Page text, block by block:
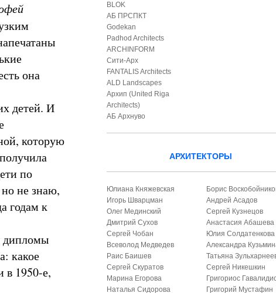
она
детей. И
которую
по
не знаю,
годам к
дипломы
какое
в 1950-е,
BLOK
АБ ПРСПКТ
Godekan
Padhod Architects
ARCHINFORM
Сити-Арх
FANTALIS Architects
ALD Landscapes
Архип (United Riga
Architects)
АБ Архнуво
АРХИТЕКТОРЫ
Юлиана Княжевская
Игорь Шварцман
Олег Мединский
Дмитрий Сухов
Сергей Чобан
Всеволод Медведев
Раис Баишев
Сергей Скуратов
Марина Егорова
Наталья Сидорова
Борис
Андрей Асадов
Сергей Кузнецов
Анастасия Абашева
Юлия Солдатенкова
Александра
Татьяна
Сергей Никешкин
Григориос
Григорий Мустафин